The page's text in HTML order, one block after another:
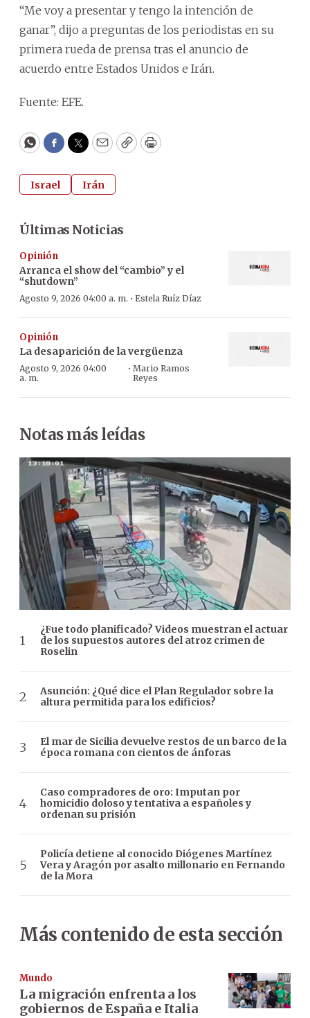
“Me voy a presentar y tengo la intención de
ganar”, dijo a preguntas de los periodistas en su
primera rueda de prensa tras el anuncio de
acuerdo entre Estados Unidos e Irán.
Fuente: EFE.
WhatsApp
Facebook
Twitter
EmailCopyPrint
Israel Irán
Últimas Noticias
Opinión
Arranca el show del “cambio” y el
“shutdown”
Agosto 9, 2026 04:00 a. m. · Estela Ruíz Díaz
Opinión
La desaparición de la vergüenza
Agosto 9, 2026 04:00
a. m.
· Mario Ramos
Reyes
Notas más leídas
¿Fue todo planificado? Videos muestran el actuar
de los supuestos autores del atroz crimen de
Roselin
Asunción: ¿Qué dice el Plan Regulador sobre la
altura permitida para los edificios?
El mar de Sicilia devuelve restos de un barco de la
época romana con cientos de ánforas
Caso compradores de oro: Imputan por
homicidio doloso y tentativa a españoles y
ordenan su prisión
Policía detiene al conocido Diógenes Martínez
Vera y Aragón por asalto millonario en Fernando
de la Mora
Más contenido de esta sección
Mundo
La migración enfrenta a los
gobiernos de España e Italia